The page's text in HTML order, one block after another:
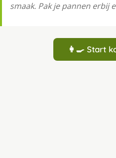
smaak. Pak je pannen erbij
👩‍🍳 Start